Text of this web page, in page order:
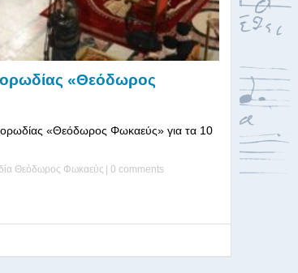
«Θεόδωρος
«Θεόδωρος Φωκαεύς» για τα 10
Θεόδωρος Φωκαεύς | 0 comments